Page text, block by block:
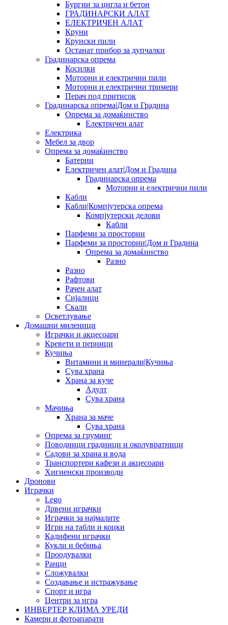
Бургии за цигла и бетон
ГРАДИНАРСКИ АЛАТ
ЕЛЕКТРИЧЕН АЛАТ
Круни
Крунски пили
Останат прибор за дупчалки
Градинарска опрема
Косилки
Моторни и електрични пили
Моторни и електрични тримери
Перач под притисок
Градинарска опрема|Дом и Градина
Опрема за домаќинство
Електричен алат
Електрика
Мебел за двор
Опрема за домаќинство
Батерии
Електричен алат|Дом и Градина
Градинарска опрема
Моторни и електрични пили
Кабли
Кабли|Компјутерска опрема
Компјутерски делови
Кабли
Парфеми за простории
Парфеми за простории|Дом и Градина
Опрема за домаќинство
Разно
Разно
Рафтови
Рачен алат
Сијалици
Скали
Осветлување
Домашни миленици
Играчки и акцесоари
Кревети и перници
Кучиња
Витамини и минерали|Кучиња
Сува храна
Храна за куче
Адулт
Сува храна
Мачиња
Храна за маче
Сува храна
Опрема за груминг
Поводници градници и околувратници
Садови за храна и вода
Транспортери кафези и акцесоари
Хигиенски производи
Дронови
Играчки
Lego
Дрвени играчки
Играчки за најмалите
Игри на табли и коцки
Кадифени играчки
Кукли и бебиња
Проодувалки
Ранци
Сложувалки
Создавање и истражување
Спорт и игра
Центри за игра
ИНВЕРТЕР КЛИМА УРЕДИ
Камери и фотоапарати